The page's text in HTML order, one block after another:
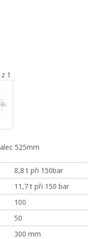
1
525mm
8,8 t při 150bar
11,7 t při 150 bar
100
50
300 mm